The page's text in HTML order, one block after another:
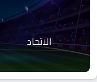
الاتحاد